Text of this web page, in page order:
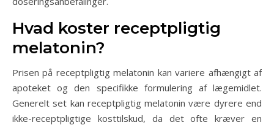
Hvad koster receptpligtig
melatonin?
Prisen på receptpligtig melatonin kan variere afhængigt af
apoteket og den specifikke formulering af lægemidlet.
Generelt set kan receptpligtig melatonin være dyrere end
ikke-receptpligtige kosttilskud, da det ofte kræver en